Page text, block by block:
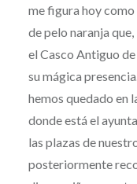
me figura hoy como
de pelo naranja
el Casco Antiguo
su mágica
hemos quedado en
donde está el
las plazas de
posteriormente